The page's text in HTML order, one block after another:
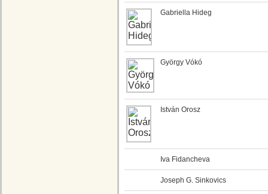
Gabriella Hideg
György Vókó
István Orosz
Iva Fidancheva
Joseph G. Sinkovics